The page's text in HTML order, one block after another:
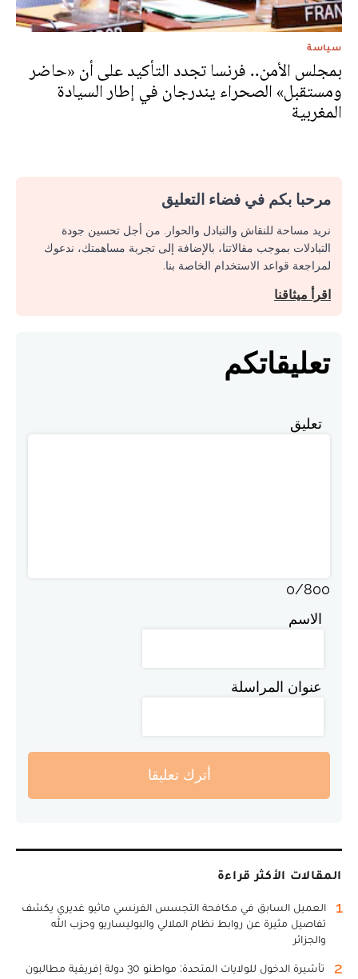
سياسة
بمجلس الأمن.. فرنسا تجدد التأكيد على أن «حاضر
ومستقبل» الصحراء يندرجان في إطار السيادة
المغربية
مرحبا بكم في فضاء التعليق
نريد مساحة للنقاش والتبادل والحوار. من أجل تحسين جودة
التبادلات بموجب مقالاتنا، بالإضافة إلى تجربة مساهمتك، ندعوك
لمراجعة قواعد الاستخدام الخاصة بنا.
اقرأ ميثاقنا
تعليقاتكم
تعليق
0/800
الاسم
عنوان المراسلة
أترك تعليقا
المقالات الأكثر قراءة
1
العميل السابق في مكافحة التجسس الفرنسي ماثيو غديري يكشف
تفاصيل مثيرة عن روابط نظام الملالي والبوليساريو وحزب الله
والجزائر
2
تأشيرة الدخول للولايات المتحدة: مواطنو 30 دولة إفريقية مطالبون